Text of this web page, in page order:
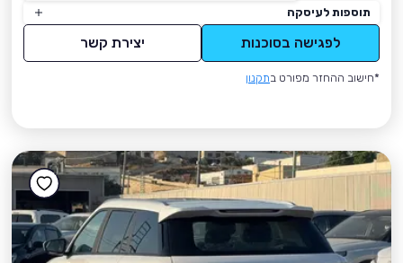
תוספות לעיסקה
לפגישה בסוכנות יצירת קשר
*חישוב ההחזר מפורט בתקנון